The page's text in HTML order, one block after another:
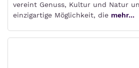
vereint Genuss, Kultur und Natur
einzigartige Möglichkeit, die mehr...